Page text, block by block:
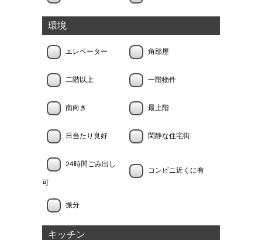
環境
エレベーター 角部屋
二階以上 一階物件
南向き 最上階
日当たり良好 閑静な住宅街
24時間ごみ出し
可
コンビニ近くに有
振分
キッチン